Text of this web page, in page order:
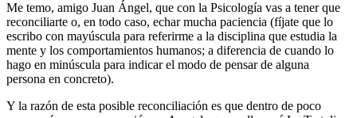
Me temo, amigo Juan Ángel, que con la Psicología vas a tener que
reconciliarte o, en todo caso, echar mucha paciencia (fíjate que lo
escribo con mayúscula para referirme a la disciplina que estudia la
mente y los comportamientos humanos; a diferencia de cuando lo
hago en minúscula para indicar el modo de pensar de alguna
persona en concreto).
Y la razón de esta posible reconciliación es que dentro de poco